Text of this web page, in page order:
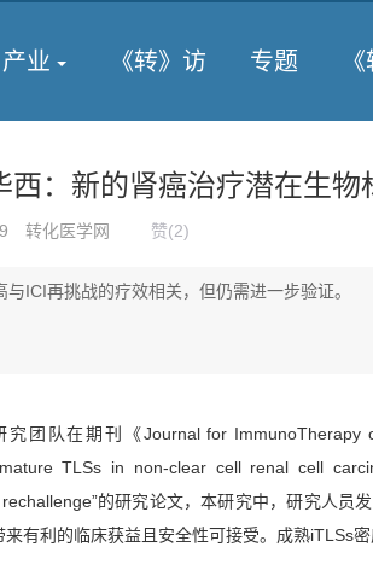
产业 《转》访 专题
西：新的肾癌治疗潜在生物
转化医学网 赞(2)
与ICI再挑战的疗效相关，但仍需进一步验证。
团队在期刊《Journal for ImmunoTherapy
TLSs in non-clear cell renal cell
的研究论文，本研究中，研究人员
有利的临床获益且安全性可接受。成熟iTLSs